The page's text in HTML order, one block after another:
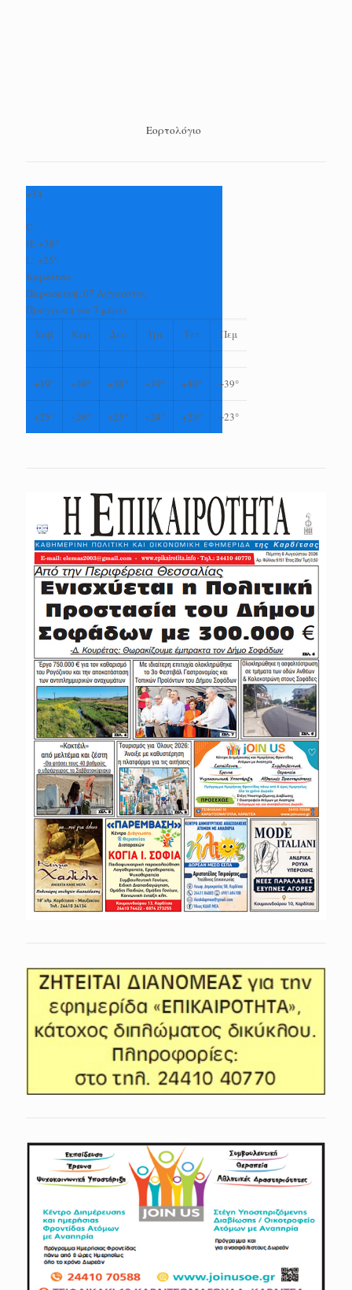
Εορτολόγιο
+34
°
C
H: +38°
L: +25°
Καρδίτσα
Παρασκευή, 07 Αύγουστος
Πρόγνωση για 7 μέρες
Σαβ
Κυρ Δευ Τρι Τετ Πεμ
+39° +39° +38° +39° +40° +39°
+25° +26° +25° +24° +23° +23°